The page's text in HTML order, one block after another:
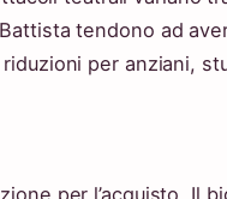
tendono ad
per anziani,